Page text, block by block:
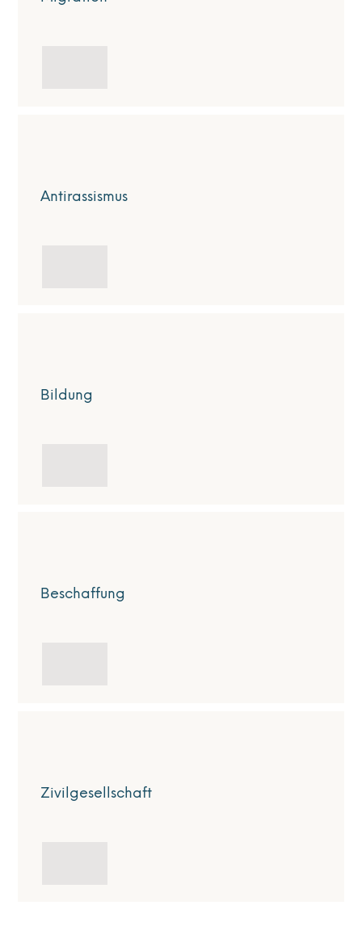
Antirassismus
Bildung
Beschaffung
Zivilgesellschaft